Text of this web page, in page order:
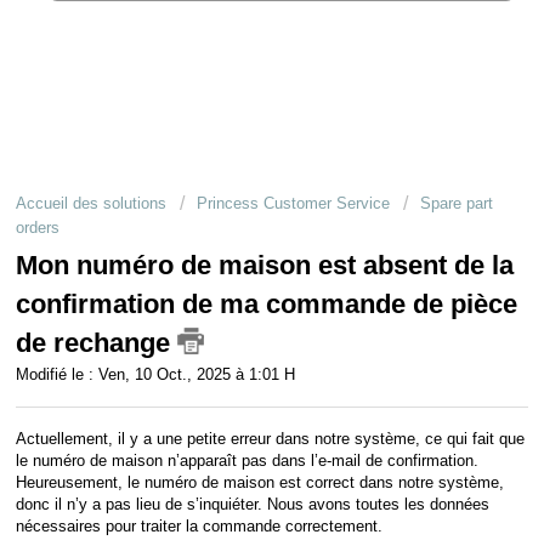
Accueil des solutions Princess Customer Service
Spare part
orders
Mon numéro de maison est absent de la
confirmation de ma commande de pièce
de rechange
Modifié le : Ven, 10 Oct., 2025 à 1:01 H
Actuellement, il y a une petite erreur dans notre système, ce qui fait que
le numéro de maison n’apparaît pas dans l’e-mail de confirmation.
Heureusement, le numéro de maison est correct dans notre système,
donc il n’y a pas lieu de s’inquiéter. Nous avons toutes les données
nécessaires pour traiter la commande correctement.